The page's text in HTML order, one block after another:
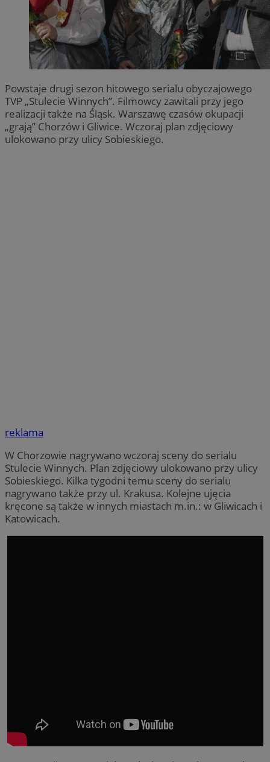
Powstaje drugi sezon hitowego serialu obyczajowego
TVP „Stulecie Winnych”. Filmowcy zawitali przy jego
realizacji także na Śląsk. Warszawę czasów okupacji
„grają” Chorzów i Gliwice. Wczoraj plan zdjęciowy
ulokowano przy ulicy Sobieskiego.
reklama
W Chorzowie nagrywano wczoraj sceny do serialu
Stulecie Winnych. Plan zdjęciowy ulokowano przy ulicy
Sobieskiego. Kilka tygodni temu sceny do serialu
nagrywano także przy ul. Krakusa. Kolejne ujęcia
kręcone są także w innych miastach m.in.: w Gliwicach i
Katowicach.